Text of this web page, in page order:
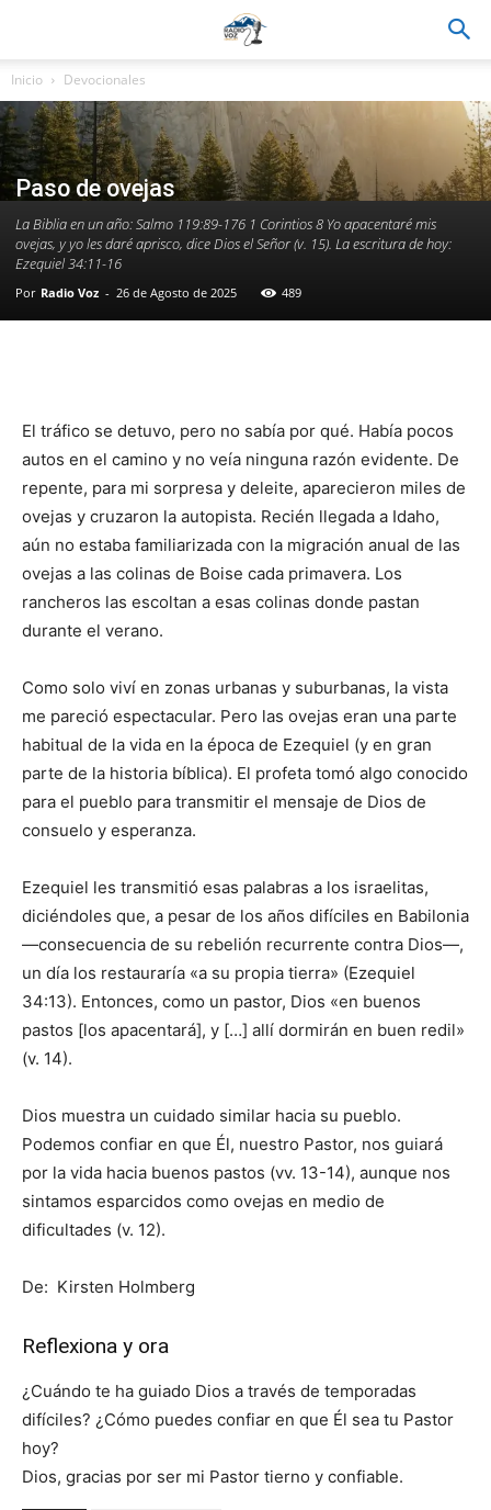
Inicio Devocionales
Paso de ovejas
La Biblia en un año: Salmo 119:89-176 1 Corintios 8 Yo apacentaré mis
ovejas, y yo les daré aprisco, dice Dios el Señor (v. 15). La escritura de hoy:
Ezequiel 34:11-16
Por Radio Voz - 26 de Agosto de 2025 489
El tráfico se detuvo, pero no sabía por qué. Había pocos
autos en el camino y no veía ninguna razón evidente. De
repente, para mi sorpresa y deleite, aparecieron miles de
ovejas y cruzaron la autopista. Recién llegada a Idaho,
aún no estaba familiarizada con la migración anual de las
ovejas a las colinas de Boise cada primavera. Los
rancheros las escoltan a esas colinas donde pastan
durante el verano.
Como solo viví en zonas urbanas y suburbanas, la vista
me pareció espectacular. Pero las ovejas eran una parte
habitual de la vida en la época de Ezequiel (y en gran
parte de la historia bíblica). El profeta tomó algo conocido
para el pueblo para transmitir el mensaje de Dios de
consuelo y esperanza.
Ezequiel les transmitió esas palabras a los israelitas,
diciéndoles que, a pesar de los años difíciles en Babilonia
—consecuencia de su rebelión recurrente contra Dios—,
un día los restauraría «a su propia tierra» (Ezequiel
34:13). Entonces, como un pastor, Dios «en buenos
pastos [los apacentará], y […] allí dormirán en buen redil»
(v. 14).
Dios muestra un cuidado similar hacia su pueblo.
Podemos confiar en que Él, nuestro Pastor, nos guiará
por la vida hacia buenos pastos (vv. 13-14), aunque nos
sintamos esparcidos como ovejas en medio de
dificultades (v. 12).
De: Kirsten Holmberg
Reflexiona y ora
¿Cuándo te ha guiado Dios a través de temporadas
difíciles? ¿Cómo puedes confiar en que Él sea tu Pastor
hoy?
Dios, gracias por ser mi Pastor tierno y confiable.